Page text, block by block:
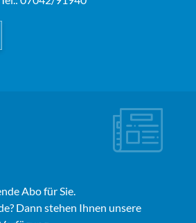
Abo für Sie.
Dann stehen Ihnen unsere